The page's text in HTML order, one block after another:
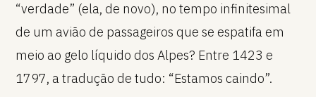
“verdade” (ela, de novo), no tempo infinitesimal
de um avião de passageiros que se espatifa em
meio ao gelo líquido dos Alpes? Entre 1423 e
1797, a tradução de tudo: “Estamos caindo”.